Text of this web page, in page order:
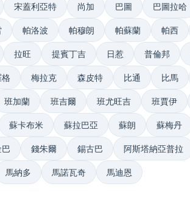
宋蓋利亞特 尚加 巴圖 巴圖拉哈
帕洛波 帕穆朗 帕蘇蘭 帕西
拉旺 提賓丁吉 日惹 普倫邦
梅拉克 森皮特 比通 比馬
班加蘭 班吉爾 班尤旺吉 班賈伊
蘇卡布米 蘇拉巴亞 蘇朗 蘇梅丹
錢朱爾 錫古巴 阿斯塔納亞普拉
馬納多 馬諾瓦奇 馬迪恩